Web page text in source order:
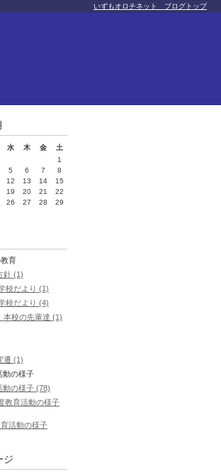
いずもオロチネット ブログトップ
水 木 金
土
1
5 6 7
8
12 13 14
15
19 20 21
22
26 27 28
29
育
針 (1)
校だより (1)
校だより (4)
本校の先輩達 (1)
遷 (1)
動の様子
動の様子 (78)
教育活動の様子
活動の様子
ジ